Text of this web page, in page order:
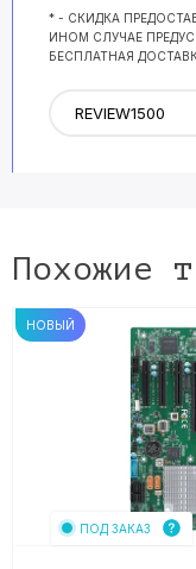
* - СКИДКА
ИНОМ СЛУЧАЕ
БЕСПЛАТНАЯ
Похожие
НОВЫЙ
ПОД ЗАКАЗ